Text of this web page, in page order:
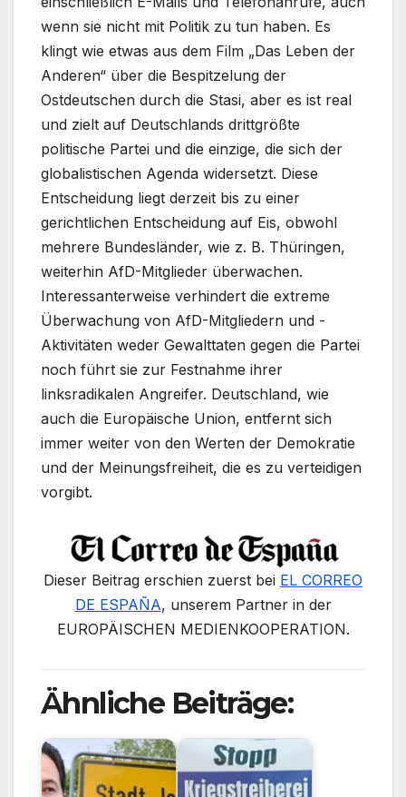
wenn sie nicht mit Politik zu tun haben. Es
klingt wie etwas aus dem Film „Das Leben der
Anderen“ über die Bespitzelung der
Ostdeutschen durch die Stasi, aber es ist real
und zielt auf Deutschlands drittgrößte
politische Partei und die einzige, die sich der
globalistischen Agenda widersetzt. Diese
Entscheidung liegt derzeit bis zu einer
gerichtlichen Entscheidung auf Eis, obwohl
mehrere Bundesländer, wie z. B. Thüringen,
weiterhin AfD-Mitglieder überwachen.
Interessanterweise verhindert die extreme
Überwachung von AfD-Mitgliedern und -
Aktivitäten weder Gewalttaten gegen die Partei
noch führt sie zur Festnahme ihrer
linksradikalen Angreifer. Deutschland, wie
auch die Europäische Union, entfernt sich
immer weiter von den Werten der Demokratie
und der Meinungsfreiheit, die es zu verteidigen
vorgibt.
Dieser Beitrag erschien zuerst bei EL CORREO
DE ESPAÑA, unserem Partner in der
EUROPÄISCHEN MEDIENKOOPERATION.
Ähnliche Beiträge: